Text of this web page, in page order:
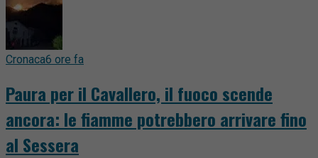
Cronaca6 ore fa
Paura per il Cavallero, il fuoco scende
ancora: le fiamme potrebbero arrivare fino
al Sessera